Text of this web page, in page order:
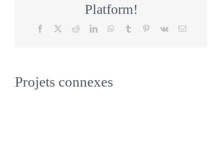
Platform!
Facebook RedditLinkedInWhatsApp
Tumblr Pinterest
Vk Email
Projets connexes